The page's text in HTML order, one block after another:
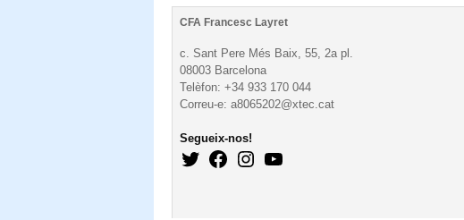
CFA Francesc Layret
c. Sant Pere Més Baix, 55, 2a pl.
08003 Barcelona
Telèfon: +34 933 170 044
Correu-e: a8065202@xtec.cat
Segueix-nos!